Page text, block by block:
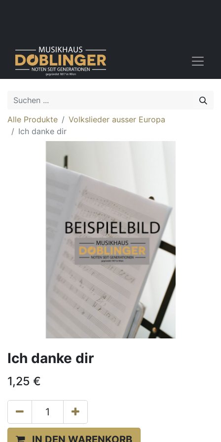
Alle Produkte
Volkslieder ausser Europa
Ich danke dir
Ich danke dir
1,25 €
IN DEN WARENKORB